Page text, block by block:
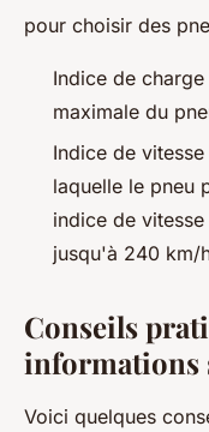
pour choisir des
Indice de
maximale du
Indice de
laquelle le pneu
indice de
jusqu'à 240 km/
Conseils
informations
Voici quelques